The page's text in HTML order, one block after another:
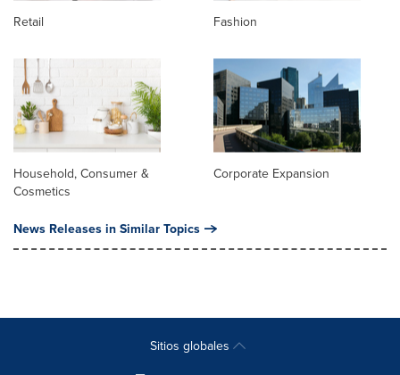
Retail Fashion
Household, Consumer &
Cosmetics
Corporate Expansion
News Releases in Similar Topics
Sitios globales